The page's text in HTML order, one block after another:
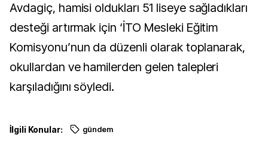
Avdagiç, hamisi oldukları 51 liseye sağladıkları
desteği artırmak için ‘İTO Mesleki Eğitim
Komisyonu’nun da düzenli olarak toplanarak,
okullardan ve hamilerden gelen talepleri
karşıladığını söyledi.
İlgili Konular: gündem